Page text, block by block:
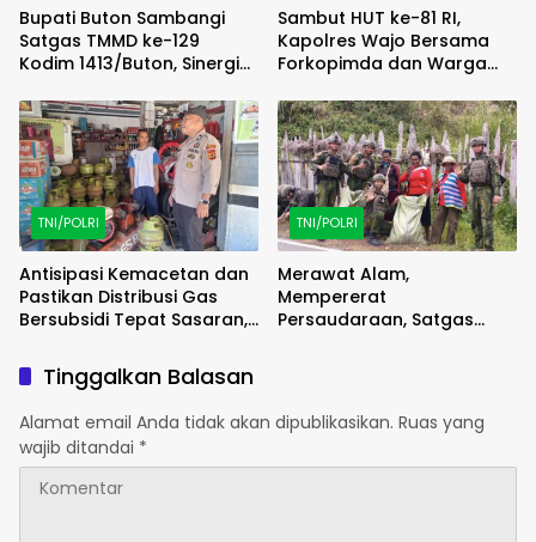
Bupati Buton Sambangi
Satgas TMMD ke-129
Kodim 1413/Buton, Sinergi
Menguat
Sambut HUT ke-81 RI,
Kapolres Wajo Bersama
Forkopimda dan Warga
Karung
TNI/POLRI
Antisipasi Kemacetan dan
Pastikan Distribusi Gas
Bersubsidi Tepat Sasaran,
Patroli
TNI/POLRI
Merawat Alam,
Mempererat
Persaudaraan, Satgas
Tinggalkan Balasan
Alamat email Anda tidak akan dipublikasikan. Ruas yang
wajib ditandai *